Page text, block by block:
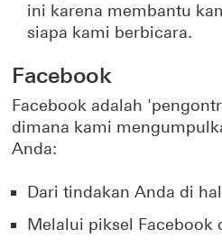
ini karena membantu
siapa kami berbicara.
Facebook
Facebook adalah
dimana kami
Anda:
Dari tindakan Anda di
Melalui piksel Facebook